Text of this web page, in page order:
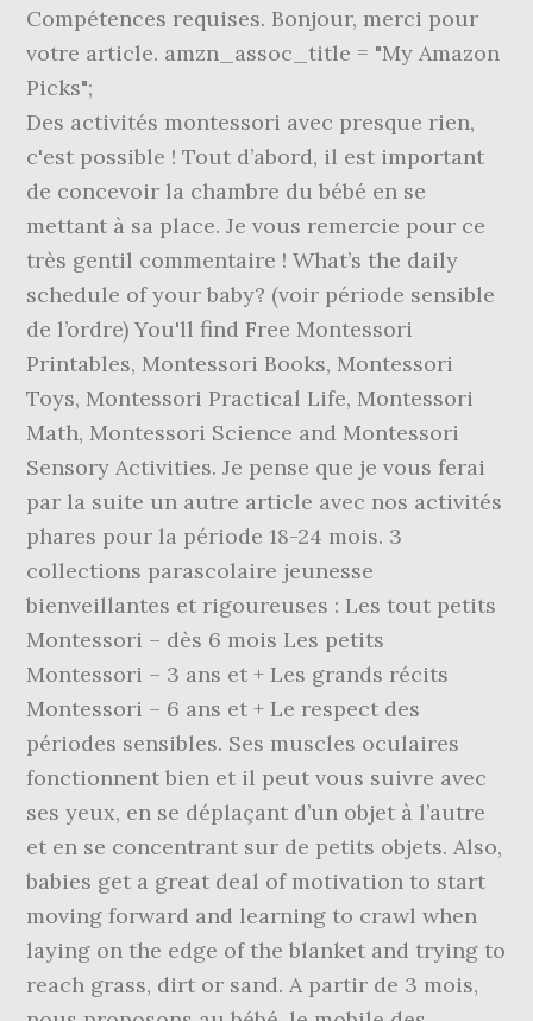
Compétences requises. Bonjour, merci pour
votre article. amzn_assoc_title = "My Amazon
Picks";
Des activités montessori avec presque rien,
c'est possible ! Tout d’abord, il est important
de concevoir la chambre du bébé en se
mettant à sa place. Je vous remercie pour ce
très gentil commentaire ! What’s the daily
schedule of your baby? (voir période sensible
de l’ordre) You'll find Free Montessori
Printables, Montessori Books, Montessori
Toys, Montessori Practical Life, Montessori
Math, Montessori Science and Montessori
Sensory Activities. Je pense que je vous ferai
par la suite un autre article avec nos activités
phares pour la période 18-24 mois. 3
collections parascolaire jeunesse
bienveillantes et rigoureuses : Les tout petits
Montessori – dès 6 mois Les petits
Montessori – 3 ans et + Les grands récits
Montessori – 6 ans et + Le respect des
périodes sensibles. Ses muscles oculaires
fonctionnent bien et il peut vous suivre avec
ses yeux, en se déplaçant d’un objet à l’autre
et en se concentrant sur de petits objets. Also,
babies get a great deal of motivation to start
moving forward and learning to crawl when
laying on the edge of the blanket and trying to
reach grass, dirt or sand. A partir de 3 mois,